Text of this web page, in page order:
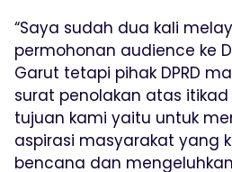
“Saya sudah dua kali
permohonan audience ke
Garut tetapi pihak DPRD
surat penolakan atas
tujuan kami yaitu untuk
aspirasi masyarakat yang
bencana dan